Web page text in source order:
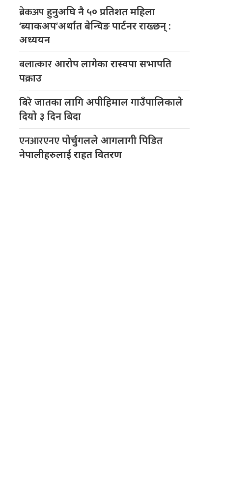
ब्रेकअपहुनुअघि नै ५० प्रतिशत महिला
‘ब्याकअप’अर्थात बेन्चिङ पार्टनर राख्छन् :
अध्ययन
बलात्कारआरोप लागेका रास्वपा सभापति
पक्राउ
बिरेजातका लागि अपीहिमाल गाउँपालिकाले
दियो ३ दिन बिदा
एनआरएनएपोर्चुगलले आगलागी पिडित
नेपालीहरुलाई राहत वितरण